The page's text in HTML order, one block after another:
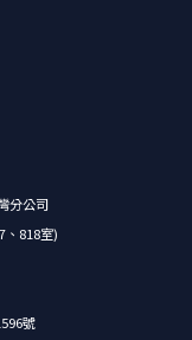
分公司
、818室)
號